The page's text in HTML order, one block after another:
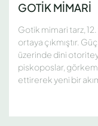
GOTİK MİMARİ
Gotik mimari tarz, 12.
ortaya çıkmıştır.
üzerinde dini
piskoposlar,
ettirerek yeni bir